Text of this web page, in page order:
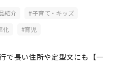
紹介
子育て・キッズ
化 育児